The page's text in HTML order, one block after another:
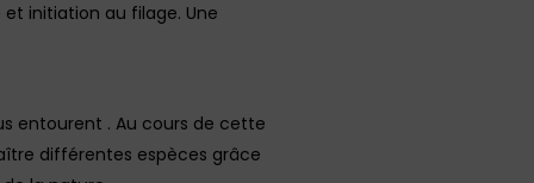
initiation au filage. Une
entourent . Au cours de cette
différentes espèces grâce